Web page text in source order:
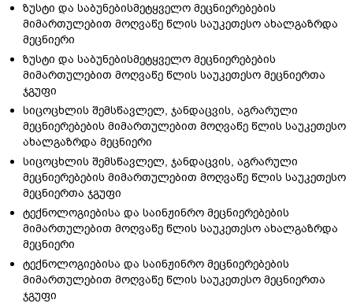
ზუსტი და საბუნებისმეტყველო მეცნიერებების
მიმართულებით მოღვაწე წლის საუკეთესო ახალგაზრდა
მეცნიერი
ზუსტი და საბუნებისმეტყველო მეცნიერებების
მიმართულებით მოღვაწე წლის საუკეთესო მეცნიერთა
ჯგუფი
სიცოცხლის შემსწავლელ, ჯანდაცვის, აგრარული
მეცნიერებების მიმართულებით მოღვაწე წლის საუკეთესო
ახალგაზრდა მეცნიერი
სიცოცხლის შემსწავლელ, ჯანდაცვის, აგრარული
მეცნიერებების მიმართულებით მოღვაწე წლის საუკეთესო
მეცნიერთა ჯგუფი
ტექნოლოგიებისა და საინჟინრო მეცნიერებების
მიმართულებით მოღვაწე წლის საუკეთესო ახალგაზრდა
მეცნიერი
ტექნოლოგიებისა და საინჟინრო მეცნიერებების
მიმართულებით მოღვაწე წლის საუკეთესო მეცნიერთა
ჯგუფი